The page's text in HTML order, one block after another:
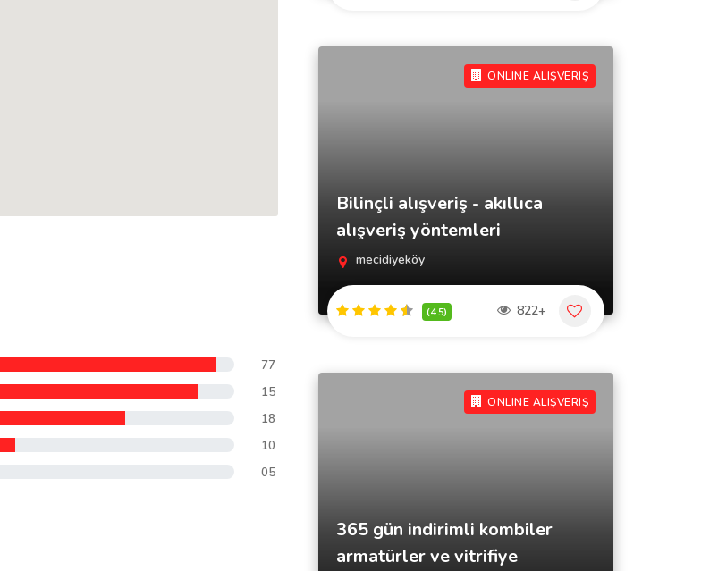
77
15
18
10
05
ONLINE ALIŞVERIŞ
Bilinçli alışveriş - akıllıca
alışveriş yöntemleri
mecidiyeköy
(4.5) 822+
ONLINE ALIŞVERIŞ
365 gün indirimli kombiler
armatürler ve vitrifiye